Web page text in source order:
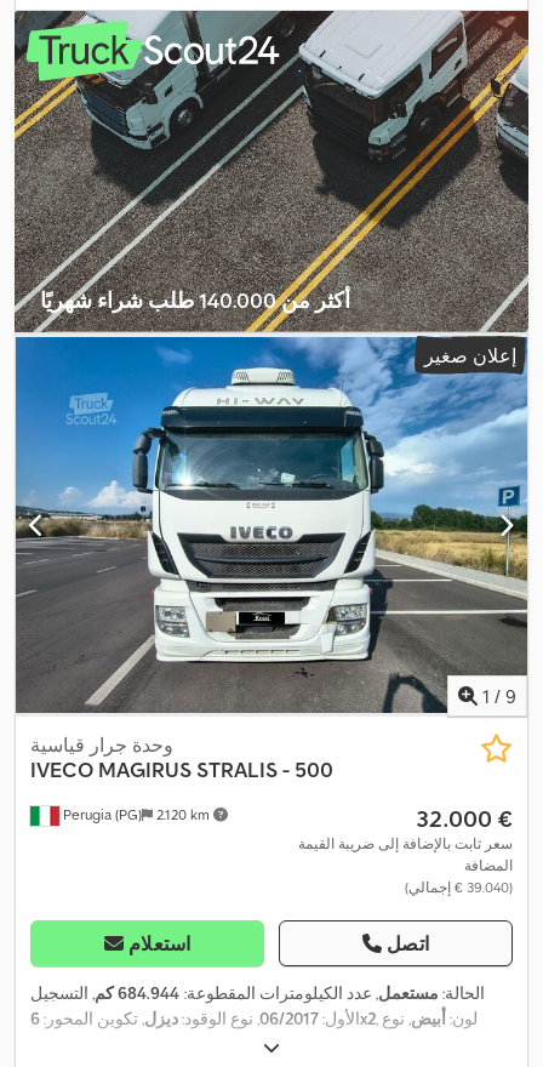
معدات:مرشح السخام ,
أكثر من 140.000 طلب شراء شهريًا
اختر باقة التاجر إعلان صغير
1 / 9
Perugia (PG) 2.120 km
وحدة جرار قياسية
IVECO MAGIRUS STRALIS - 500
‏32.000 €
سعر ثابت بالإضافة إلى ضريبة القيمة
المضافة
(‏39.040 € إجمالي)
استعلام اتصل
الحالة: مستعمل, عدد الكيلومترات المقطوعة: 684.944 كم
, التسجيل
الأول:06/2017, نوع الوقود:ديزل, تكوين المحور: 6x2 , لون: أبيض, نوع
, فئة الانبعاثات: